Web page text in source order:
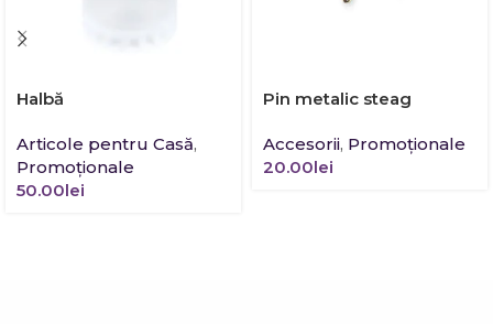
Halbă
Articole pentru Casă,
Promoţionale
50.00lei
Pin metalic steag
Accesorii, Promoţionale
20.00lei